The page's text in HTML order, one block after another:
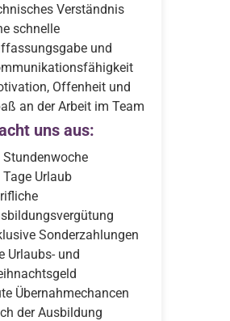
Verständnis
schnelle
und
Offenheit und
an der Arbeit im Team
uns aus:
Stundenwoche
Tage Urlaub
Sonderzahlungen
Urlaubs- und
Übernahmechancen
der Ausbildung